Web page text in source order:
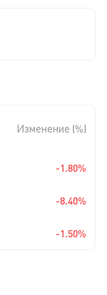
Изменение (%)
-1.80%
-8.40%
-1.50%